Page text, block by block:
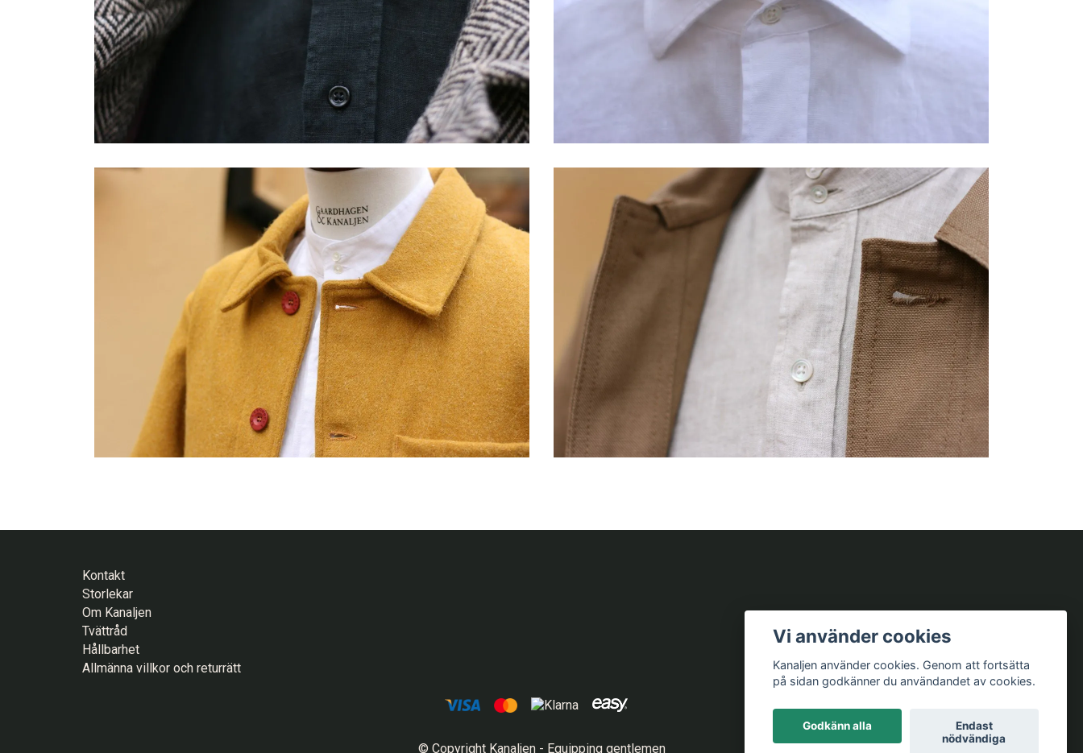
Kontakt
Storlekar
Om Kanaljen
Tvättråd
Hållbarhet
Allmänna villkor och returrätt
© Copyright Kanaljen - Equipping gentlemen
Vi använder cookies
Kanaljen använder cookies. Genom att fortsätta
på sidan godkänner du användandet av cookies.
Godkänn alla
Endast
nödvändiga